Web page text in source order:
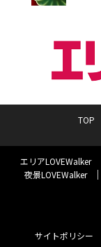
TOP
エリアLOVEWalker
夜景LOVEWalker
サイトポリシー